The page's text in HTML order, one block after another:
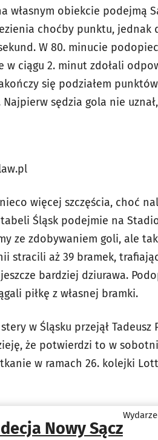
własnym obiekcie podejmą
choćby punktu, jednak
W 80. minucie
w ciągu 2. minut zdołali
się podziałem
sędzia gola nie
więcej szczęścia, choć
Śląsk podejmie na
ze zdobywaniem goli, ale
stracili aż 39 bramek,
bardziej dziurawa.
piłkę z własnej bramki.
w Śląsku przejął Tadeusz
że potwierdzi to w
w ramach 26. kolejki
Nowy Sącz